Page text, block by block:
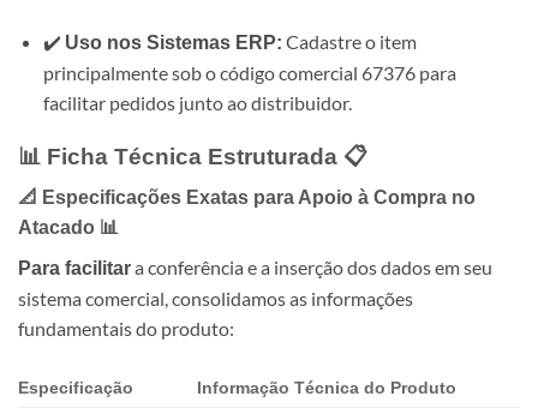
✔️ Uso nos Sistemas ERP: Cadastre o item
principalmente sob o código comercial 67376 para
facilitar pedidos junto ao distribuidor.
📊 Ficha Técnica Estruturada 📋
📐 Especificações Exatas para Apoio à Compra no
Atacado 📊
Para facilitara conferência e a inserção dos dados em seu
sistema comercial, consolidamos as informações
fundamentais do produto:
Especificação Informação Técnica do Produto